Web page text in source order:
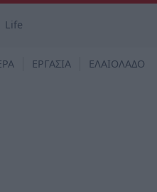
Life
ΕΡΓΑΣΙΑ ΕΛΑΙΟΛΑΔΟ